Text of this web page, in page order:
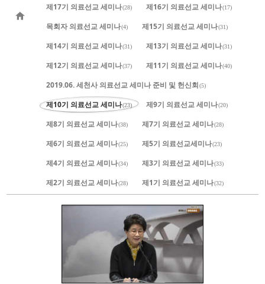
제17기 의료선교 세미나(28) 제16기 의료선교 세미나(17)
목회자 의료선교 세미나(4) 제15기 의료선교 세미나(31)
제14기 의료선교 세미나(31) 제13기 의료선교 세미나(31)
제12기 의료선교 세미나(37) 제11기 의료선교 세미나(40)
2019.06. 세천사 의료선교 세미나 준비 및 헌신회(5)
제10기 의료선교 세미나(23) 제9기 의료선교 세미나(20)
제8기 의료선교 세미나(38) 제7기 의료선교 세미나(28)
제6기 의료선교 세미나(25) 제5기 의료선교세미나(23)
제4기 의료선교 세미나(34) 제3기 의료선교 세미나(33)
제2기 의료선교 세미나(28) 제1기 의료선교 세미나(32)